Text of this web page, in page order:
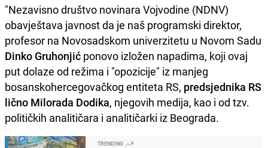
"Nezavisno društvo novinara Vojvodine (NDNV)
obavještava javnost da je naš programski direktor,
profesor na Novosadskom univerzitetu u Novom Sadu
Dinko Gruhonjić ponovo izložen napadima, koji ovaj
put dolaze od režima i "opozicije" iz manjeg
bosanskohercegovačkog entiteta RS, predsjednika RS
lično Milorada Dodika, njegovih medija, kao i od tzv.
političkih analitičara i analitičarki iz Beograda.
TRENDING